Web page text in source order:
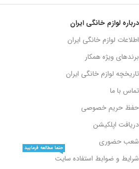
درباره لوازم خانگی ایران
اطلاعات لوازم خانگی ایران
برندهای ویژه همکار
تاریخچه لوازم خانگی ایران
تماس با ما
حفظ حریم خصوصی
دریافت اپلکیشن
شعب حضوری
شرایط و ضوابط استفاده سایت
حتما مطالعه فرمایید